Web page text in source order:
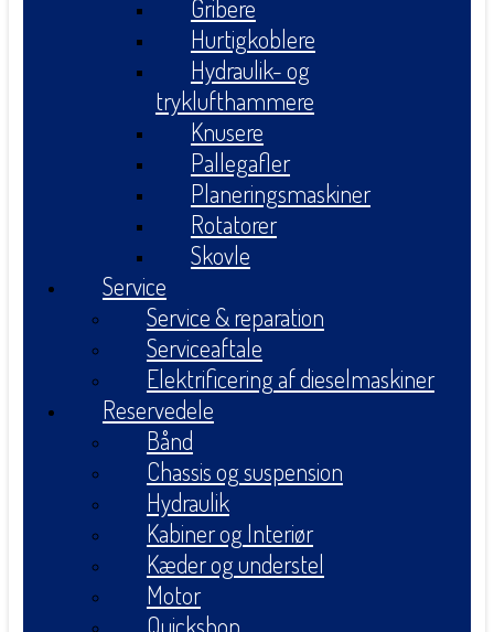
Gribere
Hurtigkoblere
Hydraulik- og
tryklufthammere
Knusere
Pallegafler
Planeringsmaskiner
Rotatorer
Skovle
Service
Service & reparation
Serviceaftale
Elektrificering af dieselmaskiner
Reservedele
Bånd
Chassis og suspension
Hydraulik
Kabiner og Interiør
Kæder og understel
Motor
Quickshop